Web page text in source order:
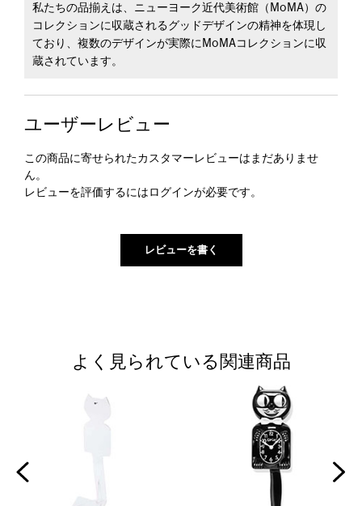
私たちの品揃えは、ニューヨーク近代美術館（MoMA）の
コレクションに収蔵されるグッドデザインの精神を体現し
ており、複数のデザインが実際にMoMAコレクションに収
蔵されています。
ユーザーレビュー
この商品に寄せられたカスタマーレビューはまだありませ
ん。
レビューを評価するには ログインが必要です。
よく見られている関連商品